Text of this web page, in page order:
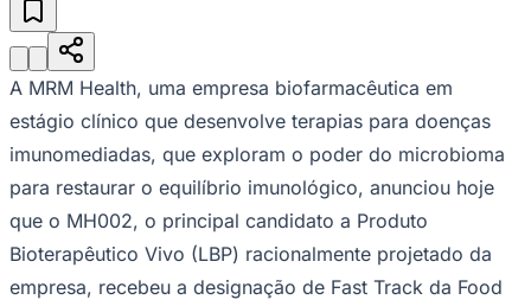
LuísJardim São Pedro
Tupã Jardim Tupanci
CamargosParque Imperial
do Bom JesusRecanto PhrynéaSantana de
Parnaíba SilveiraTamboréVale do SolVila Barros Vila Boa VistaVila
do Conde
Vila Engenho Novo
Vila Nossa Sra. da
EscadaVila PortoVotupoca
Para Sua Empresa
Anuncie no Portal
Guia de Empresas
Divulgar VagasNovo
Publicidade Legal
A MRM Health, uma empresa biofarmacêutica em
estágio clínico que desenvolve terapias para doenças
imunomediadas, que exploram o poder do microbioma
para restaurar o equilíbrio imunológico, anunciou hoje
que o MH002, o principal candidato a Produto
Bioterapêutico Vivo (LBP) racionalmente projetado da
empresa, recebeu a designação de Fast Track da Food